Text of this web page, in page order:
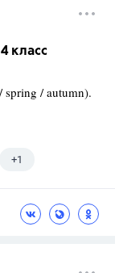
класс
spring / autumn).
+1